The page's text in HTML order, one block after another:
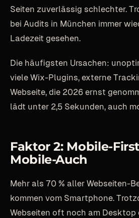
Seiten zuverlässig schlechter.
bei Audits in München immer
Ladezeit gesehen.
Die häufigsten Ursachen:
viele Wix-Plugins, externe
Webseite, die 2026 ernst
lädt unter 2,5 Sekunden, auch
Faktor 2: Mobile-
Mobile-Auch
Mehr als 70 % aller Webseiten-
kommen vom Smartphone.
Webseiten oft noch am